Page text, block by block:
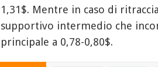
1,31$. Mentre in caso di
supportivo intermedio che
principale a 0,78-0,80$.